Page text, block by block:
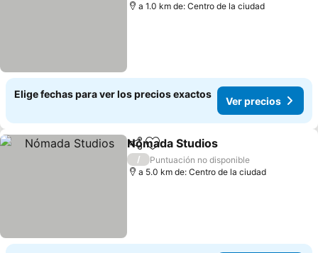
a 1.0 km de: Centro de la ciudad
Elige fechas para ver los precios exactos
Ver precios
CompartirAgregar a favoritos
Nómada Studios
/
Puntuación no disponible
a 5.0 km de: Centro de la ciudad